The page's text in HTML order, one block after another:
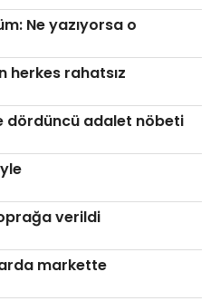
Ne yazıyorsa o
herkes rahatsız
dördüncü adalet nöbeti
verildi
markette